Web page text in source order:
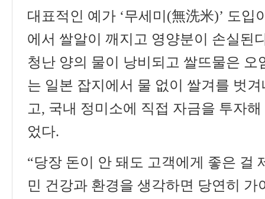
대표적인 예가 ‘무세미 (無洗米)’ 도입
에서 쌀알이 깨지고 영양분이 손실된
청난 양의 물이 낭비되고 쌀뜨물은 오
는 일본 잡지에서 물 없이 쌀겨를 벗
고, 국내 정미소에 직접 자금을 투자
었다.
“당장 돈이 안 돼도 고객에게 좋은 걸
민 건강과 환경을 생각하면 당연히 가